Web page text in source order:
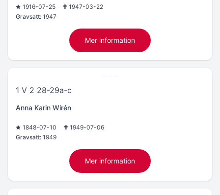
1916-07-25
1947-03-22
Gravsatt: 1947
Mer information
1 V 2 28-29a-c
Anna Karin Wirén
1848-07-10
1949-07-06
Gravsatt: 1949
Mer information